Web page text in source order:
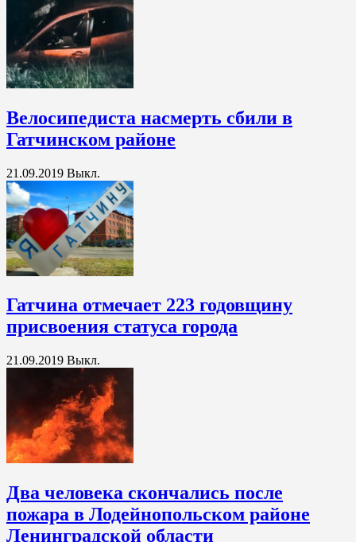
Велосипедиста насмерть сбили в
Гатчинском районе
21.09.2019 Выкл.
Гатчина отмечает 223 годовщину
присвоения статуса города
21.09.2019 Выкл.
Два человека скончались после
пожара в Лодейнопольском районе
Ленинградской области